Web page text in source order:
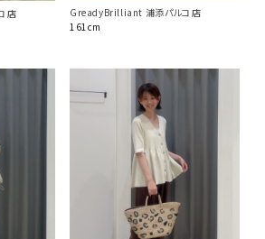
店
GreadyBrilliant 浦添パルコ店
161cm